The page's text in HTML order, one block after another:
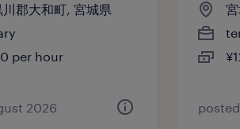
郡大和町, 宮城県
per hour
2026